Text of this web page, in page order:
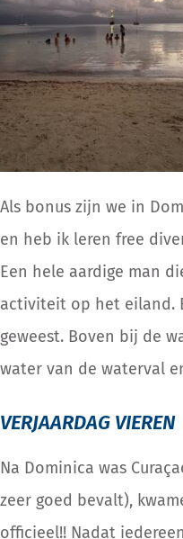
Als bonus zijn we in
en heb ik leren free
Een hele aardige man
activiteit op het eiland.
geweest. Boven bij de
water van de waterval
VERJAARDAG VIEREN
Na Dominica was
zeer goed bevalt),
officieel!! Nadat